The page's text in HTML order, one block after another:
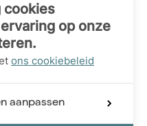
cookies
op onze
ons cookiebeleid
aanpassen